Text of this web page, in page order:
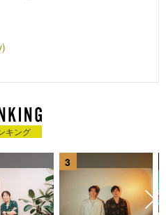
模も年々拡大し、「真夏の全
・スタジアムツアーを開催。海
ス・シンガポール・香港・上
しており、2024年は香港での単
知れた日本を代表するアイドル
キング
3